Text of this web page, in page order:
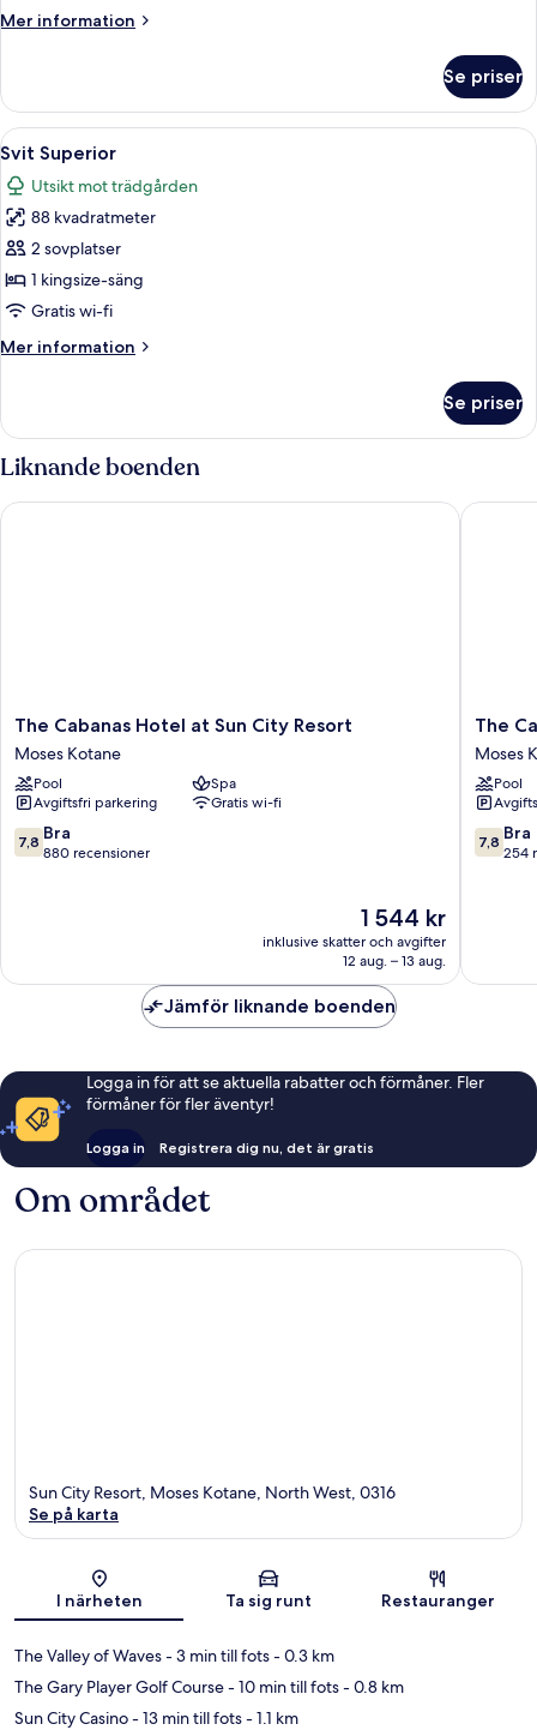
Mer information
Mer
Se priser
Öppna
alla
foton
för
Svit
Superior
Ett hotellrum med en stor säng, två
4
Svit Superior
Utsikt mot trädgården
88 kvadratmeter
2 sovplatser
1 kingsize-säng
Gratis wi-fi
Mer information
Mer
Superior
Se priser
Liknande boenden
The
Cabanas
Hotel
at
Sun
City
Resort
The Cabanas Hotel at Sun City Resort
Moses Kotane
Pool
Spa
Avgiftsfri parkering
Gratis wi-fi
7.8
av
7,8 Bra
880 recensioner
Priset
är
1 544 kr
1 544 kr
inklusive skatter och avgifter
12 aug. – 13 aug.
The Cabanas Hotel at Sun City Resort
The
Hotel
at
Sun
City
Resort
The
Moses
Pool
7.8
av
7,8 Bra
254
The
Jämför liknande boenden
Logga in för att se aktuella rabatter och förmåner. Fler
förmåner för fler äventyr!
Logga in Registrera dig nu, det är gratis
Om området
Karta
Sun City Resort, Moses Kotane, North West, 0316
Se på karta
I närheten Ta sig runt Restauranger
The Valley of Waves- 3 min till fots- 0.3 km
The Gary Player Golf Course- 10 min till fots- 0.8 km
Sun City Casino- 13 min till fots- 1.1 km